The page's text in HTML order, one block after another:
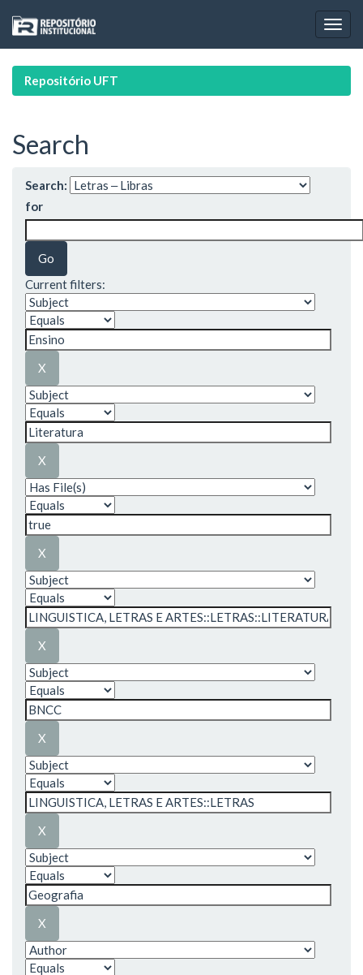
navigation
Repositório UFT
Search
Search:
for
Current filters: